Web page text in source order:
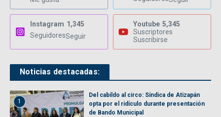
Instagram 1,345
SeguidoresSeguir
Youtube 5,345
Suscriptores
Suscribirse
Noticias destacadas:
1
Del cabildo al circo: Síndica de Atizapán
opta por el ridículo durante presentación
de Bando Municipal